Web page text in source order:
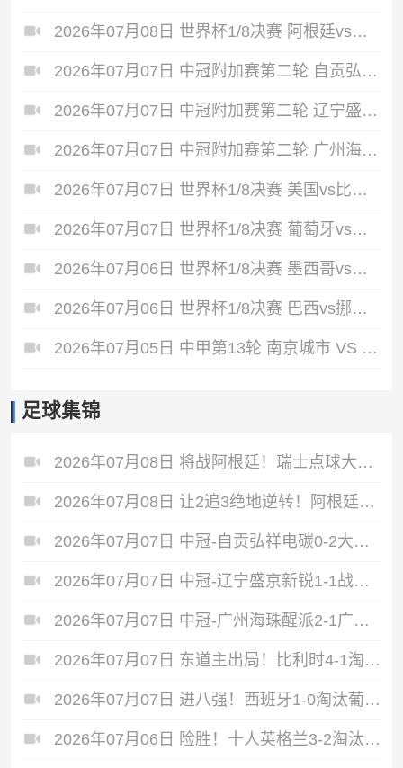
2026年07月08日 世界杯1/8决赛 阿根廷vs埃及 全场录像
2026年07月07日 中冠附加赛第二轮 自贡弘祥电碳 VS 大连聚惺晟恒 全场录像
2026年07月07日 中冠附加赛第二轮 辽宁盛京新锐 VS 上海泽天 全场录像
2026年07月07日 中冠附加赛第二轮 广州海珠醒派 VS 吴川青年 全场录像
2026年07月07日 世界杯1/8决赛 美国vs比利时 全场录像
2026年07月07日 世界杯1/8决赛 葡萄牙vs西班牙 全场录像
2026年07月06日 世界杯1/8决赛 墨西哥vs英格兰 全场录像
2026年07月06日 世界杯1/8决赛 巴西vs挪威 全场录像
2026年07月05日 中甲第13轮 南京城市 VS 佛山南狮 全场录像
足球集锦
2026年07月08日 将战阿根廷！瑞士点球大战4-3淘汰哥伦比亚 D·桑切斯、库乔失点
2026年07月08日 让2追3绝地逆转！阿根廷3-2绝杀埃及进8强 梅西传射+失点恩佐绝杀
2026年07月07日 中冠-自贡弘祥电碳0-2大连聚惺晟恒 马灿杰破门
2026年07月07日 中冠-辽宁盛京新锐1-1战平上海泽天 双方握手言和
2026年07月07日 中冠-广州海珠醒派2-1广东吴川青年 黎宇扬梅开二度
2026年07月07日 东道主出局！比利时4-1淘汰美国 CDK2射1传 巴洛贡补时被换下
2026年07月07日 进八强！西班牙1-0淘汰葡萄牙 梅里诺91分钟绝杀41岁C罗最后一舞
2026年07月06日 险胜！十人英格兰3-2淘汰墨西哥 贝林双响凯恩点射+送点宽萨直红